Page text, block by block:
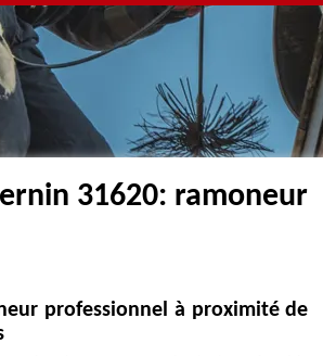
31620: ramoneur
professionnel à proximité de